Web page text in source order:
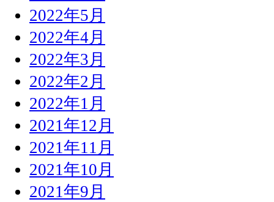
2022年5月
2022年4月
2022年3月
2022年2月
2022年1月
2021年12月
2021年11月
2021年10月
2021年9月